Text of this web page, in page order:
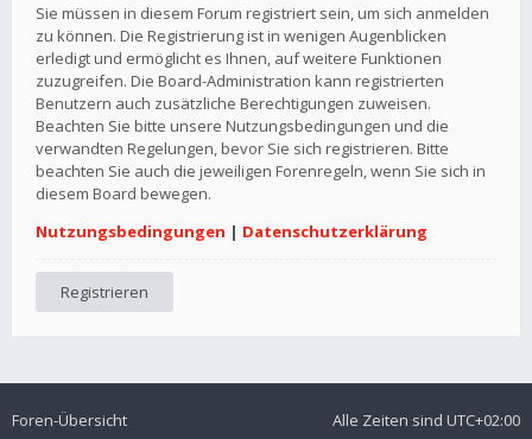
Sie müssen in diesem Forum registriert sein, um sich anmelden
zu können. Die Registrierung ist in wenigen Augenblicken
erledigt und ermöglicht es Ihnen, auf weitere Funktionen
zuzugreifen. Die Board-Administration kann registrierten
Benutzern auch zusätzliche Berechtigungen zuweisen.
Beachten Sie bitte unsere Nutzungsbedingungen und die
verwandten Regelungen, bevor Sie sich registrieren. Bitte
beachten Sie auch die jeweiligen Forenregeln, wenn Sie sich in
diesem Board bewegen.
Nutzungsbedingungen | Datenschutzerklärung
Registrieren
Foren-Übersicht Alle Zeiten sind UTC+02:00